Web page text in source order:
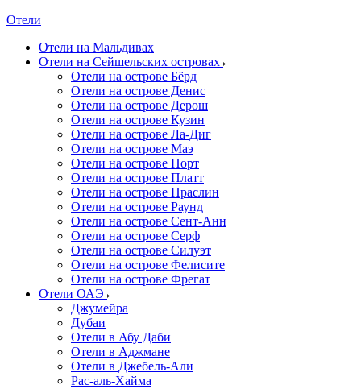
Отели
Отели на Мальдивах
Отели на Сейшельских островах
Отели на острове Бёрд
Отели на острове Денис
Отели на острове Дерош
Отели на острове Кузин
Отели на острове Ла-Диг
Отели на острове Маэ
Отели на острове Норт
Отели на острове Платт
Отели на острове Праслин
Отели на острове Раунд
Отели на острове Сент-Анн
Отели на острове Серф
Отели на острове Силуэт
Отели на острове Фелисите
Отели на острове Фрегат
Отели ОАЭ
Джумейра
Дубаи
Отели в Абу Даби
Отели в Аджмане
Отели в Джебель-Али
Рас-аль-Хайма